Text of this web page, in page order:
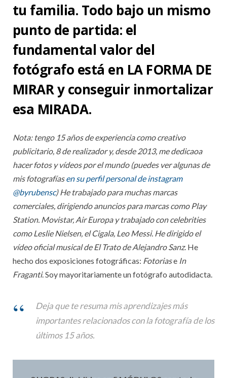
tu familia. Todo bajo un mismo
punto de partida: el
fundamental valor del
fotógrafo está en LA FORMA DE
MIRAR y conseguir inmortalizar
esa MIRADA.
Nota: tengo 15 años de experiencia como creativo
publicitario, 8 de realizador y, desde 2013, me dedicaoa
hacer fotos y vídeos por el mundo (puedes ver algunas de
mis fotografíasen su perfil personal de instagram
@byrubensc) He trabajado para muchas marcas
comerciales, dirigiendo anuncios para marcas como Play
Station. Movistar, Air Europa y trabajado con celebrities
como Leslie Nielsen, el Cigala, Leo Messi. He dirigido el
vídeo oficial musical de El Trato de Alejandro Sanz. He
hecho dos exposiciones fotográficas: Fotoriase In
Fraganti. Soy mayoritariamente un fotógrafo autodidacta.
Deja que te resuma mis aprendizajes más
importantes relacionados con la fotografía de los
últimos 15 años.